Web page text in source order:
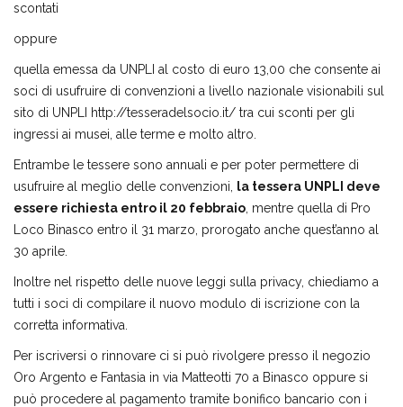
scontati
oppure
quella emessa da UNPLI al costo di euro 13,00 che consente ai
soci di usufruire di convenzioni a livello nazionale visionabili sul
sito di UNPLI http://tesseradelsocio.it/ tra cui sconti per gli
ingressi ai musei, alle terme e molto altro.
Entrambe le tessere sono annuali e per poter permettere di
usufruire al meglio delle convenzioni,
la tessera UNPLI deve
essere richiesta entro il 20 febbraio , mentre quella di Pro
Loco Binasco entro il 31 marzo, prorogato anche quest’anno al
30 aprile.
Inoltre nel rispetto delle nuove leggi sulla privacy, chiediamo a
tutti i soci di compilare il nuovo modulo di iscrizione con la
corretta informativa.
Per iscriversi o rinnovare ci si può rivolgere presso il negozio
Oro Argento e Fantasia in via Matteotti 70 a Binasco oppure si
può procedere al pagamento tramite bonifico bancario con i